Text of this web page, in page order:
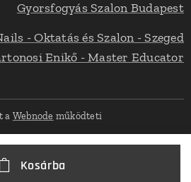
Kosárba
Gyorsfogyás Szalon Budapest
- Oktatás és Szalon - Szeged
Enikő - Master Educator
a Webnode működteti